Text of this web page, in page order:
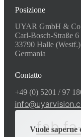
Posizione
UYAR GmbH &
Carl-Bosch-Straße 6
33790 Halle (Westf.)
Germania
Contatto
+49 (0) 5201 / 97
fab
Vuole saperne